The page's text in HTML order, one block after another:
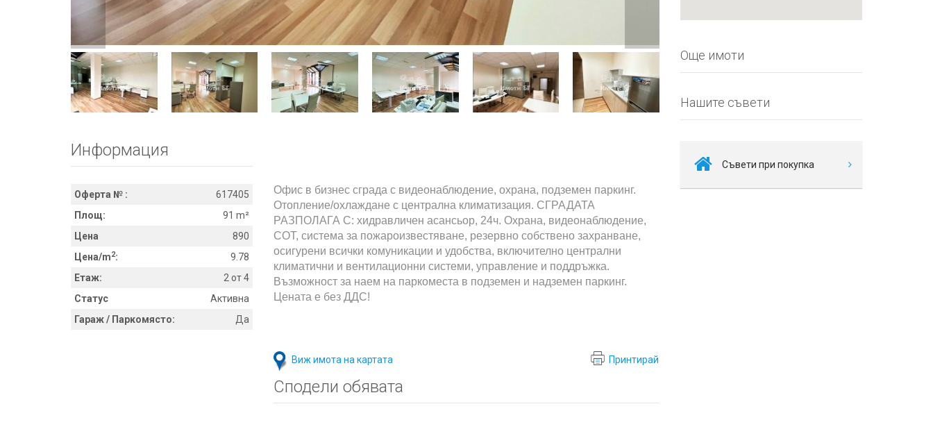
Информация
Оферта № :
617405
Площ:
91 m²
Цена
890
Цена/m2:
9.78
Етаж:
2 от 4
Статус
Активна
Гараж / Паркомясто:
Да
Офис в бизнес сграда с видеонаблюдение, охрана, подземен паркинг.
Отопление/охлаждане с централна климатизация. СГРАДАТА
РАЗПОЛАГА С: хидравличен асансьор, 24ч. Охрана, видеонаблюдение,
СОТ, система за пожароизвестяване, резервно собствено захранване,
осигурени всички комуникации и удобства, включително централни
климатични и вентилационни системи, управление и поддръжка.
Възможност за наем на паркоместа в подземен и надземен паркинг.
Цената е без ДДС!
Виж имота на картата Принтирай
Сподели обявата
Още имоти
Нашите съвети
Съвети при покупка